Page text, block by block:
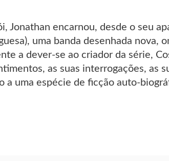
Jonathan encarnou, desde o seu
uma banda desenhada nova,
a dever-se ao criador da série,
as suas interrogações, as
a uma espécie de ficção auto-